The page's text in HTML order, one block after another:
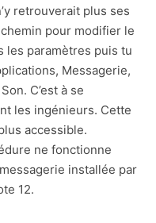
retrouverait plus ses
pour modifier le
les paramètres puis tu
Messagerie,
C’est à se
les ingénieurs. Cette
accessible.
ne fonctionne
installée par
12.